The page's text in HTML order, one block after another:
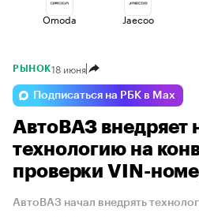
Omoda Jaecoo
Changan
Lada Voyah
РЫНОК18 июня
Подписаться на РБК в Max
АвтоВАЗ внедряет
технологию на
проверки VIN-
АвтоВАЗ начал внедрять